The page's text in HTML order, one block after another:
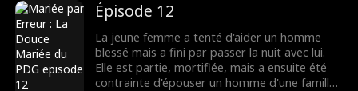
Épisode 12
La jeune femme a tenté d'aider un homme
blessé mais a fini par passer la nuit avec lui.
Elle est partie, mortifiée, mais a ensuite été
contrainte d'épouser un homme d'une famille